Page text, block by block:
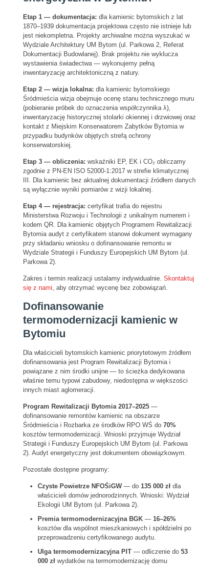
Etap 1 — dokumentacja: dla kamienic bytomskich z lat
1870–1939 dokumentacja projektowa często nie istnieje lub
jest niekompletna. Projekty archiwalne można wyszukać w
Wydziale Architektury UM Bytom (ul. Parkowa 2, Referat
Dokumentacji Budowlanej). Brak projektu nie wyklucza
wystawienia świadectwa — wykonujemy pełną
inwentaryzację architektoniczną z natury.
Etap 2 — wizja lokalna: dla kamienic bytomskiego
Śródmieścia wizja obejmuje ocenę stanu technicznego muru
(pobieranie próbek do oznaczenia współczynnika λ),
inwentaryzację historycznej stolarki okiennej i drzwiowej oraz
kontakt z Miejskim Konserwatorem Zabytków Bytomia w
przypadku budynków objętych strefą ochrony
konserwatorskiej.
Etap 3 — obliczenia: wskaźniki EP, EK i CO₂ obliczamy
zgodnie z PN-EN ISO 52000-1:2017 w strefie klimatycznej
III. Dla kamienic bez aktualnej dokumentacji źródłem danych
są wyłącznie wyniki pomiarów z wizji lokalnej.
Etap 4 — rejestracja: certyfikat trafia do rejestru
Ministerstwa Rozwoju i Technologii z unikalnym numerem i
kodem QR. Dla kamienic objętych Programem Rewitalizacji
Bytomia audyt z certyfikatem stanowi dokument wymagany
przy składaniu wniosku o dofinansowanie remontu w
Wydziale Strategii i Funduszy Europejskich UM Bytom (ul.
Parkowa 2).
Zakres i termin realizacji ustalamy indywidualnie. Skontaktuj
się z nami, aby otrzymać wycenę bez zobowiązań.
Dofinansowanie
termomodernizacji kamienic w
Bytomiu
Dla właścicieli bytomskich kamienic priorytetowym źródłem
dofinansowania jest Program Rewitalizacji Bytomia i
powiązane z nim środki unijne — to ścieżka dedykowana
właśnie temu typowi zabudowy, niedostępna w większości
innych miast aglomeracji.
Program Rewitalizacji Bytomia 2017–2025—
dofinansowanie remontów kamienic na obszarze
Śródmieścia i Rozbarka ze środków RPO WŚ do 70%
kosztów termomodernizacji. Wnioski przyjmuje Wydział
Strategii i Funduszy Europejskich UM Bytom (ul. Parkowa
2). Audyt energetyczny jest dokumentem obowiązkowym.
Pozostałe dostępne programy:
Czyste Powietrze NFOŚiGW— do 135 000 złdla
właścicieli domów jednorodzinnych. Wnioski: Wydział
Ekologii UM Bytom (ul. Parkowa 2).
Premia termomodernizacyjna BGK— 16–26%
kosztów dla wspólnot mieszkaniowych i spółdzielni po
przeprowadzeniu certyfikowanego audytu.
Ulga termomodernizacyjna PIT— odliczenie do 53
000 złwydatków na termomodernizację domu